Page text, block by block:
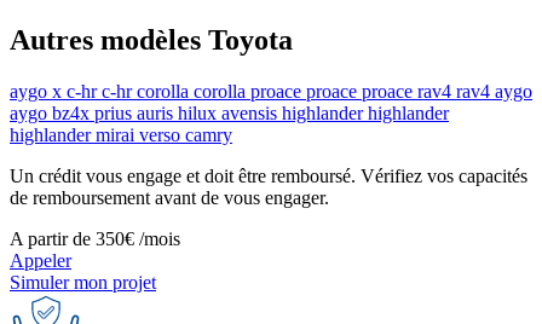
Autres modèles Toyota
aygo x c-hr c-hr corolla corolla proace proace proace rav4 rav4 aygo
aygo bz4x prius auris hilux avensis highlander highlander
highlander mirai verso camry
Un crédit vous engage et doit être remboursé. Vérifiez vos capacités
de remboursement avant de vous engager.
A partir de 350€ /mois
Appeler
Simuler mon projet